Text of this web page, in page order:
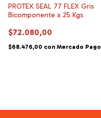
PROTEX SEAL 77 FLEX Gris
Bicomponente x 25 Kgs
$72.080,00
$68.476,00 con Mercado Pago